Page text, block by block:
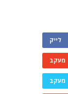
לייק
מעקב
מעקב